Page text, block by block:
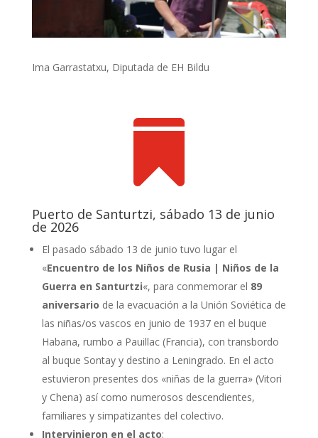
Ima Garrastatxu, Diputada de EH Bildu

Puerto de Santurtzi, sábado 13 de junio
de 2026
El pasado sábado 13 de junio tuvo lugar el
«Encuentro de los Niños de Rusia | Niños de la
Guerra en Santurtzi«, para conmemorar el 89
aniversario de la evacuación a la Unión Soviética de
las niñas/os vascos en junio de 1937 en el buque
Habana, rumbo a Pauillac (Francia), con transbordo
al buque Sontay y destino a Leningrado. En el acto
estuvieron presentes dos «niñas de la guerra» (Vitori
y Chena) así como numerosos descendientes,
familiares y simpatizantes del colectivo.
Intervinieron en el acto: